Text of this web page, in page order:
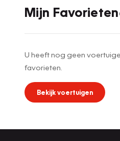
Mijn Favorieten
U heeft nog geen
favorieten.
Bekijk voertuigen